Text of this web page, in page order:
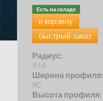
Есть на складе
в корзину
быстрый заказ
Радиус:
R14
Ширина профиля:
90
Высота профиля: